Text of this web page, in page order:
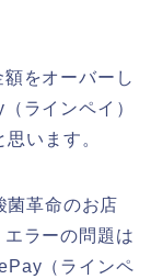
をオーバーし
ラインペイ）
います。
菌革命のお店
ラーの問題は
（ラインペ